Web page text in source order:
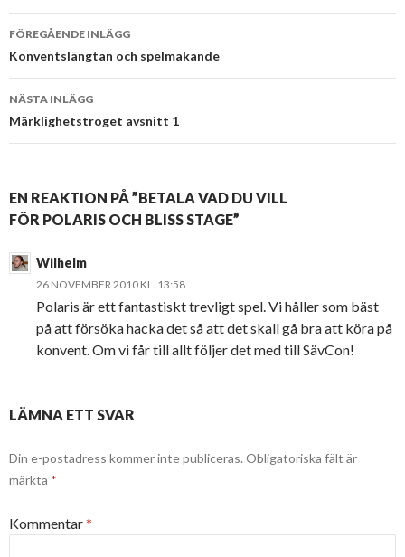
Inläggsnavigering
FÖREGÅENDE INLÄGG
Konventslängtan och spelmakande
NÄSTA INLÄGG
Märklighetstroget avsnitt 1
EN REAKTION PÅ ”BETALA VAD DU VILL
FÖR POLARIS OCH BLISS STAGE”
Wilhelm
26 NOVEMBER 2010 KL. 13:58
Polaris är ett fantastiskt trevligt spel. Vi håller som bäst
på att försöka hacka det så att det skall gå bra att köra på
konvent. Om vi får till allt följer det med till SävCon!
LÄMNA ETT SVAR
Din e-postadress kommer inte publiceras. Obligatoriska fält är
märkta *
Kommentar*